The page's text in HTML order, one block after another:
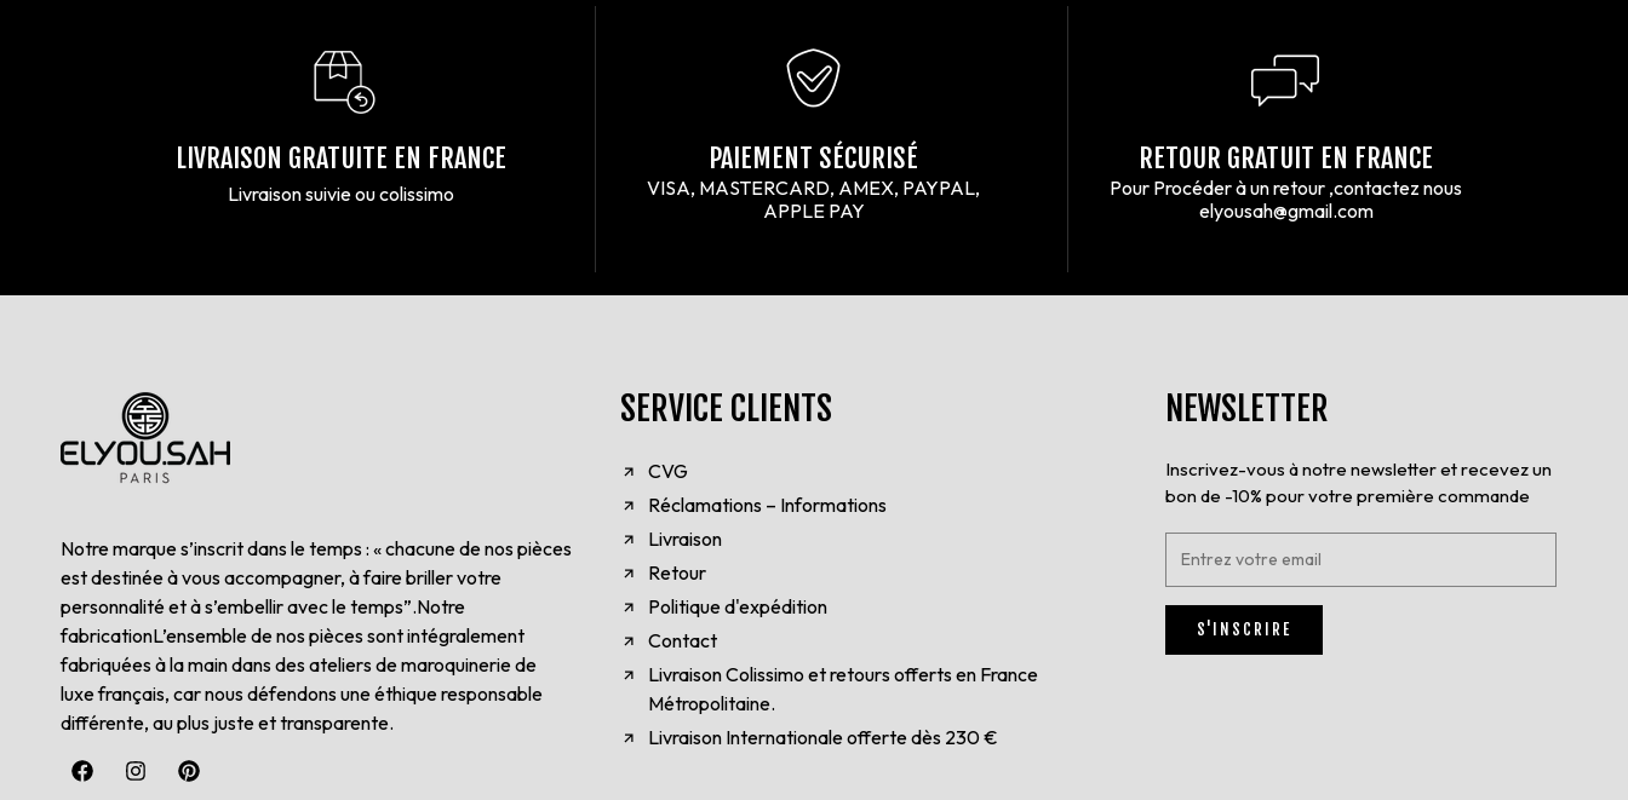
LIVRAISON GRATUITE EN FRANCE
Livraison suivie ou colissimo
PAIEMENT SÉCURISÉ
VISA, MASTERCARD, AMEX, PAYPAL,
APPLE PAY
RETOUR GRATUIT EN FRANCE
Pour Procéder à un retour ,contactez nous
elyousah@gmail.com
Notre marque s’inscrit dans le temps : « chacune de nos pièces
est destinée à vous accompagner, à faire briller votre
personnalité et à s’embellir avec le temps”.Notre
fabricationL’ensemble de nos pièces sont intégralement
fabriquées à la main dans des ateliers de maroquinerie de
luxe français, car nous défendons une éthique responsable
différente, au plus juste et transparente.
SERVICE CLIENTS
CVG
Réclamations – Informations
Livraison
Retour
Politique d'expédition
Contact
Livraison Colissimo et retours offerts en France
Métropolitaine.
Livraison Internationale offerte dès 230 €
NEWSLETTER
Inscrivez-vous à notre newsletter et recevez un
bon de -10% pour votre première commande
E
t
r
z
S'INSCRIRE